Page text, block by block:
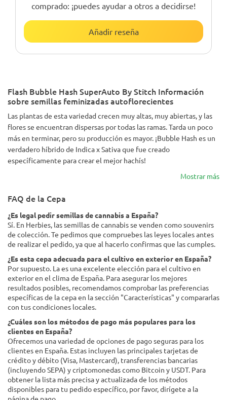
comprado: ¡puedes ayudar a otros a decidirse!
Añadir reseña
Flash Bubble Hash SuperAuto By Stitch Información
sobre semillas feminizadas autoflorecientes
Las plantas de esta variedad crecen muy altas, muy abiertas, y las
flores se encuentran dispersas por todas las ramas. Tarda un poco
más en terminar, pero su producción es mayor. ¡Bubble Hash es un
verdadero híbrido de Indica x Sativa que fue creado
específicamente para crear el mejor hachís!
Mostrar más
FAQ de la Cepa
¿Es legal pedir semillas de cannabis a España?
Sí. En Herbies, las semillas de cannabis se venden como souvenirs
de colección. Te pedimos que compruebes las leyes locales antes
de realizar el pedido, ya que al hacerlo confirmas que las cumples.
¿Es esta cepa adecuada para el cultivo en exterior en España?
Por supuesto. La es una excelente elección para el cultivo en
exterior en el clima de España. Para asegurar los mejores
resultados posibles, recomendamos comprobar las preferencias
específicas de la cepa en la sección "Características" y compararlas
con tus condiciones locales.
¿Cuáles son los métodos de pago más populares para los
clientes en España?
Ofrecemos una variedad de opciones de pago seguras para los
clientes en España. Estas incluyen las principales tarjetas de
crédito y débito (Visa, Mastercard), transferencias bancarias
(incluyendo SEPA) y criptomonedas como Bitcoin y USDT. Para
obtener la lista más precisa y actualizada de los métodos
disponibles para tu pedido específico, por favor, dirígete a la